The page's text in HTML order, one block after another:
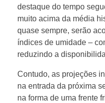
destaque do tempo
muito acima da média
quase sempre, serão
índices de umidade –
reduzindo a
Contudo, as projeções
na entrada da próxima
na forma de uma frente